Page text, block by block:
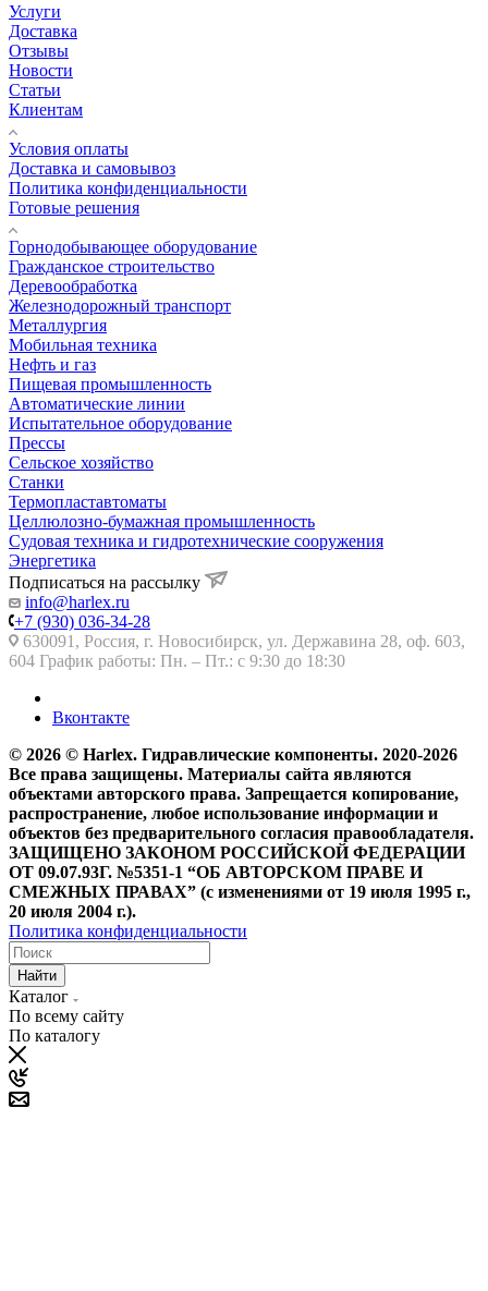
Услуги
Доставка
Отзывы
Новости
Статьи
Клиентам
Условия оплаты
Доставка и самовывоз
Политика конфиденциальности
Готовые решения
Горнодобывающее оборудование
Гражданское строительство
Деревообработка
Железнодорожный транспорт
Металлургия
Мобильная техника
Нефть и газ
Пищевая промышленность
Автоматические линии
Испытательное оборудование
Прессы
Сельское хозяйство
Станки
Термопластавтоматы
Целлюлозно-бумажная промышленность
Судовая техника и гидротехнические сооружения
Энергетика
Подписаться на рассылку
info@harlex.ru
+7 (930) 036-34-28
630091, Россия, г. Новосибирск, ул. Державина 28, оф. 603,
604 График работы: Пн. – Пт.: с 9:30 до 18:30
Вконтакте
© 2026 © Harlex. Гидравлические компоненты. 2020-2026
Все права защищены. Материалы сайта являются
объектами авторского права. Запрещается копирование,
распространение, любое использование информации и
объектов без предварительного согласия правообладателя.
ЗАЩИЩЕНО ЗАКОНОМ РОССИЙСКОЙ ФЕДЕРАЦИИ
ОТ 09.07.93Г. №5351-1 “ОБ АВТОРСКОМ ПРАВЕ И
СМЕЖНЫХ ПРАВАХ” (с изменениями от 19 июля 1995 г.,
20 июля 2004 г.).
Политика конфиденциальности
Найти
Каталог
По всему сайту
По каталогу